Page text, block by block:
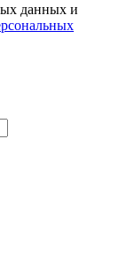
данных и